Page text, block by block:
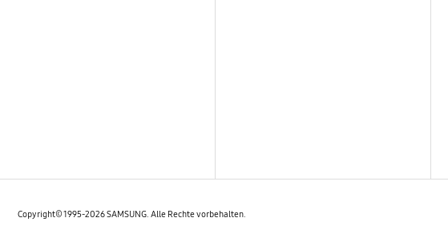
Copyright© 1995-2026 SAMSUNG. Alle Rechte vorbehalten.